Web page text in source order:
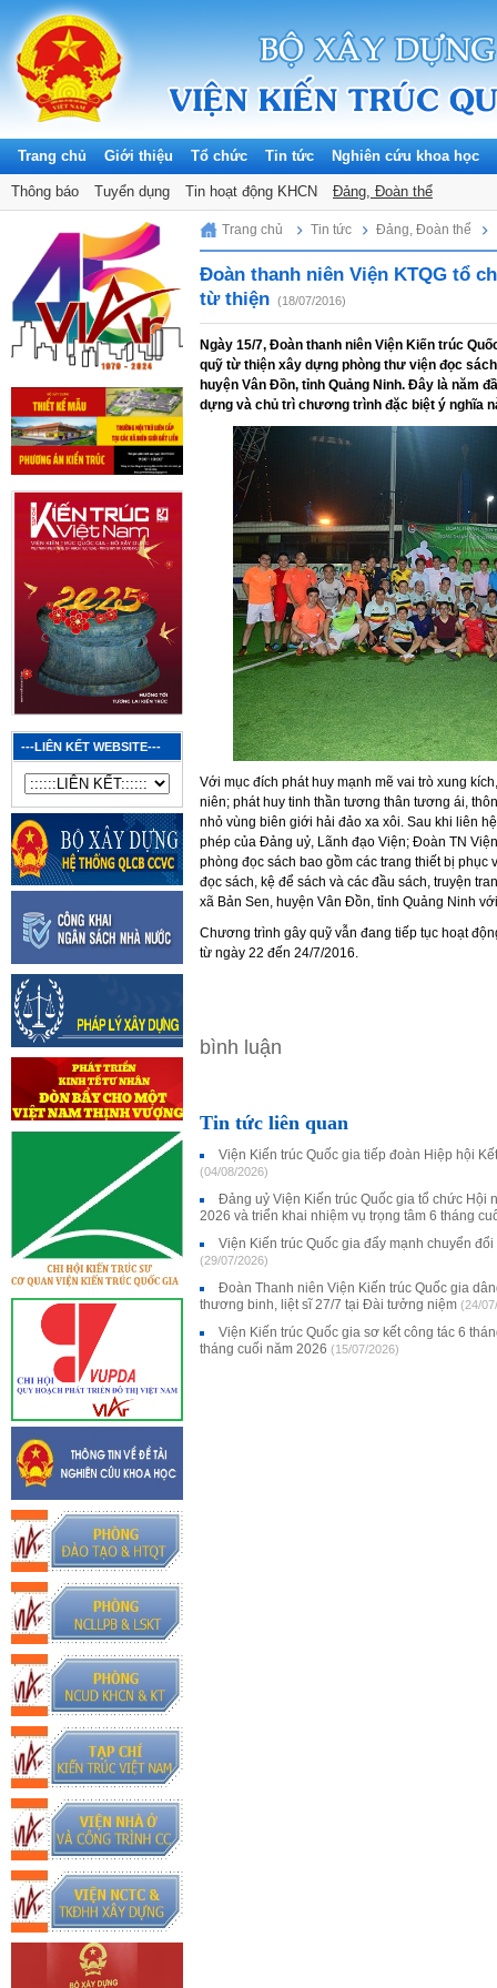
Trang chủ Giới thiệu Tổ chức Tin tức
Thông báo Tuyển dụng Tin hoạt động KHCN Đảng, Đoàn thể
Nghiên cứu khoa học
Sunday, 09/08/2026
---LIÊN KẾT WEBSITE---
Trang chủ Tin tức Đảng, Đoàn thể
Đoàn thanh niên Viện KTQG tổ
từ thiện (18/07/2016)
Ngày 15/7, Đoàn thanh niên Viện Kiến trúc
quỹ từ thiện xây dựng phòng thư viện đọc
huyện Vân Đồn, tỉnh Quảng Ninh. Đây là năm
dựng và chủ trì chương trình đặc biệt ý nghĩa
Với mục đích phát huy mạnh mẽ vai trò xung
niên; phát huy tinh thần tương thân tương ái,
nhỏ vùng biên giới hải đảo xa xôi. Sau khi liên
phép của Đảng uỷ, Lãnh đạo Viện; Đoàn TN
phòng đọc sách bao gồm các trang thiết bị
đọc sách, kệ để sách và các đầu sách, truyện
xã Bản Sen, huyện Vân Đồn, tỉnh Quảng Ninh
Chương trình gây quỹ vẫn đang tiếp tục hoạt
từ ngày 22 đến 24/7/2016.
bình luận
Tin tức liên quan
Viện Kiến trúc Quốc gia tiếp đoàn Hiệp hội
(04/08/2026)
Đảng uỷ Viện Kiến trúc Quốc gia tổ chức Hội
2026 và triển khai nhiệm vụ trọng tâm 6 tháng
Viện Kiến trúc Quốc gia đẩy mạnh chuyển
(29/07/2026)
Đoàn Thanh niên Viện Kiến trúc Quốc gia
thương binh, liệt sĩ 27/7 tại Đài tưởng niệm (24/
Viện Kiến trúc Quốc gia sơ kết công tác 6
tháng cuối năm 2026 (15/07/2026)